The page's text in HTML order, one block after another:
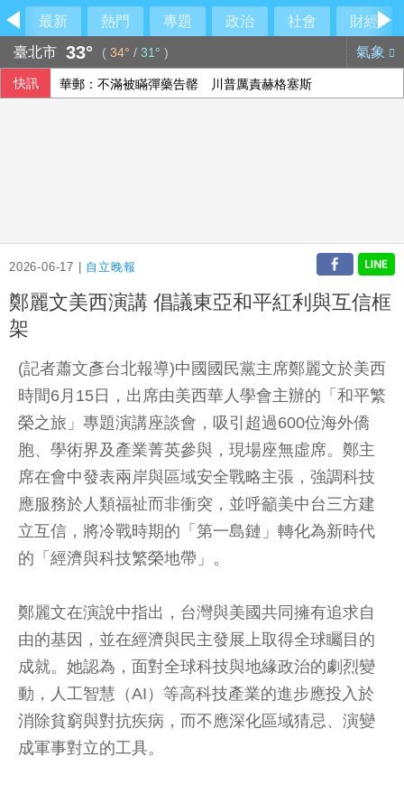
最新 熱門 專題 政治 社會
財經
臺北市 33° ( 34° / 31° ) 氣象
快訊 華郵：不滿被瞞彈藥告罄 川普厲責赫格塞斯
2026-06-17 | 自立晚報
鄭麗文美西演講 倡議東亞和平紅利與互信框
架
(記者蕭文彥台北報導)中國國民黨主席鄭麗文於美西
時間6月15日，出席由美西華人學會主辦的「和平繁
榮之旅」專題演講座談會，吸引超過600位海外僑
胞、學術界及產業菁英參與，現場座無虛席。鄭主
席在會中發表兩岸與區域安全戰略主張，強調科技
應服務於人類福祉而非衝突，並呼籲美中台三方建
立互信，將冷戰時期的「第一島鏈」轉化為新時代
的「經濟與科技繁榮地帶」。
鄭麗文在演說中指出，台灣與美國共同擁有追求自
由的基因，並在經濟與民主發展上取得全球矚目的
成就。她認為，面對全球科技與地緣政治的劇烈變
動，人工智慧（AI）等高科技產業的進步應投入於
消除貧窮與對抗疾病，而不應深化區域猜忌、演變
成軍事對立的工具。